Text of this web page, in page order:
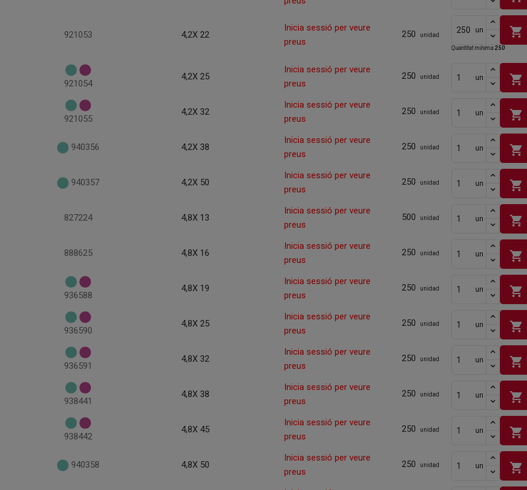
921053 4,2X 22
Inicia sessió per veure
preus
250 unidad
un shopping_cart
Quantitat mínima250
921054
4,2X 25
Inicia sessió per veure
preus
250 unidad un shopping_cart
921055
4,2X 32
Inicia sessió per veure
preus
250 unidad un shopping_cart
940356 4,2X 38
Inicia sessió per veure
preus
250 unidad un shopping_cart
940357 4,2X 50
Inicia sessió per veure
preus
250 unidad un shopping_cart
827224 4,8X 13
Inicia sessió per veure
preus
500 unidad un shopping_cart
888625 4,8X 16
Inicia sessió per veure
preus
250 unidad un shopping_cart
936588
4,8X 19
Inicia sessió per veure
preus
250 unidad un shopping_cart
936590
4,8X 25
Inicia sessió per veure
preus
250 unidad un shopping_cart
936591
4,8X 32
Inicia sessió per veure
preus
250 unidad un shopping_cart
938441
4,8X 38
Inicia sessió per veure
preus
250 unidad un shopping_cart
938442
4,8X 45
Inicia sessió per veure
preus
250 unidad un shopping_cart
940358 4,8X 50
Inicia sessió per veure
preus
250 unidad un shopping_cart